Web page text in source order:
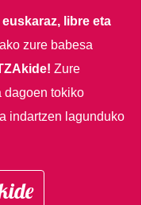
Gehiago
libre eta
zure babesa
Zure
dagoen tokiko
indartzen lagunduko